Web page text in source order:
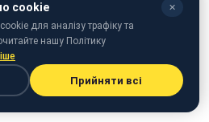
cookie ✕
для аналізу трафіку та
нашу Політику
Прийняти всі